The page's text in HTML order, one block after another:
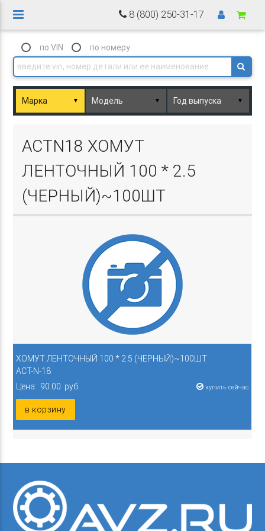
8 (800) 250-31-17
по VIN по номеру
▼ ▼ ▼
ACTN18 ХОМУТ
ЛЕНТОЧНЫЙ 100 * 2.5
(ЧЕРНЫЙ)~100ШТ
ХОМУТ ЛЕНТОЧНЫЙ 100 * 2.5 (ЧЕРНЫЙ)~100ШТ
ACT-N-18
Цена: 90.00 руб.
купить сейчас
в корзину